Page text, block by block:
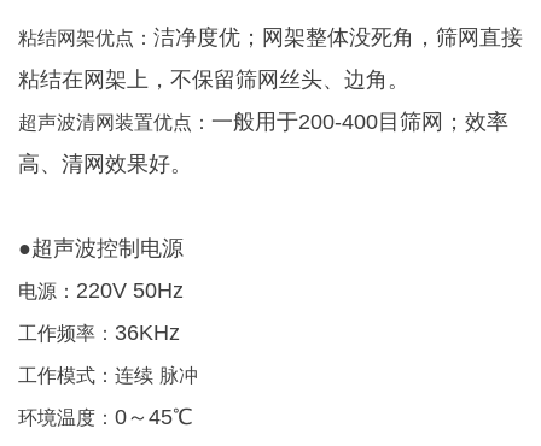
粘结网架优点： 洁净度优；网架整体没死角，筛网直接
粘结在网架上，不保留筛网丝头、边角。
超声波清网装置优点： 一般用于200-400目筛网；效率
高、清网效果好。
●超声波控制电源
电源： 220V 50Hz
工作频率： 36KHz
工作模式：连续 脉冲
环境温度： 0～45℃